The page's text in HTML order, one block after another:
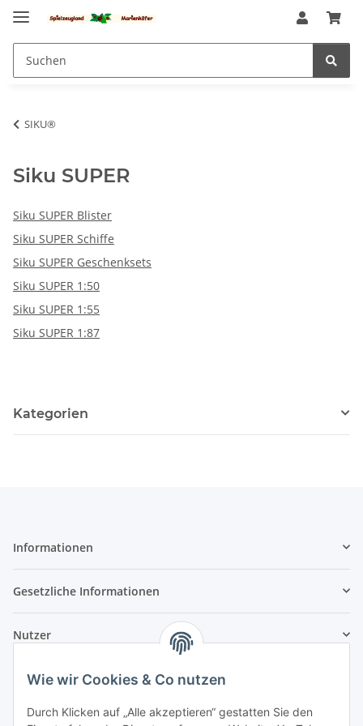
Wie wir Cookies & Co nutzen
Durch Klicken auf „Alle akzeptieren“ gestatten Sie den
SIKU®
Siku SUPER
Siku SUPER Blister
Siku SUPER Schiffe
Siku SUPER Geschenksets
Siku SUPER 1:50
Siku SUPER 1:55
Siku SUPER 1:87
Kategorien
Informationen
Gesetzliche Informationen
Nutzer